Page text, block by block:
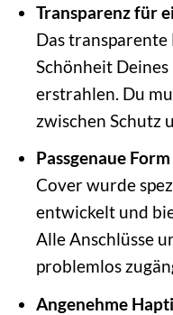
Transparenz für
Das transparente
Schönheit
erstrahlen. Du
zwischen Schutz
Passgenaue
Cover wurde
entwickelt und
Alle Anschlüsse
problemlos
Angenehme